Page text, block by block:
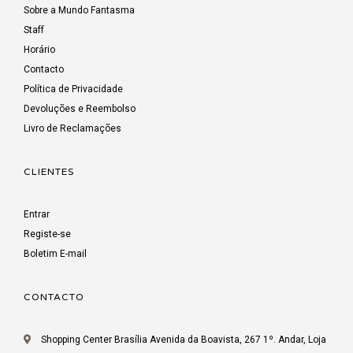
Sobre a Mundo Fantasma
Staff
Horário
Contacto
Política de Privacidade
Devoluções e Reembolso
Livro de Reclamações
CLIENTES
Entrar
Registe-se
Boletim E-mail
CONTACTO
Shopping Center Brasília Avenida da Boavista, 267 1º. Andar, Loja